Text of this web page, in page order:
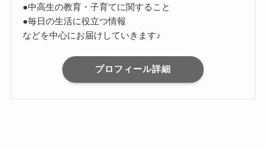
●中高生の教育・子育てに関すること
●毎日の生活に役立つ情報
などを中心にお届けしていきます♪
プロフィール詳細